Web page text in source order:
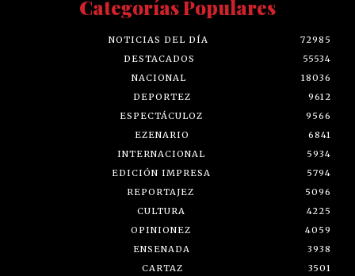
Categorías Populares
NOTICIAS DEL DÍA
72985
DESTACADOS
55534
NACIONAL
18036
DEPORTEZ
9612
ESPECTÁCULOZ
9566
EZENARIO
6841
INTERNACIONAL
5934
EDICIÓN IMPRESA
5794
REPORTAJEZ
5096
CULTURA
4225
OPINIONEZ
4059
ENSENADA
3938
CARTAZ
3501